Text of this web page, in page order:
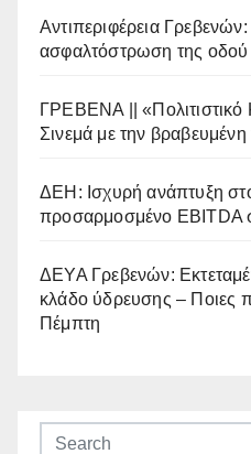
Αντιπεριφέρεια
ασφαλτόστρωση της οδού
ΓΡΕΒΕΝΑ || «Πολιτιστικό
Σινεμά με την
ΔΕΗ: Ισχυρή ανάπτυξη
προσαρμοσμένο EBITDA
ΔΕΥΑ Γρεβενών:
κλάδο ύδρευσης – Ποιες
Πέμπτη